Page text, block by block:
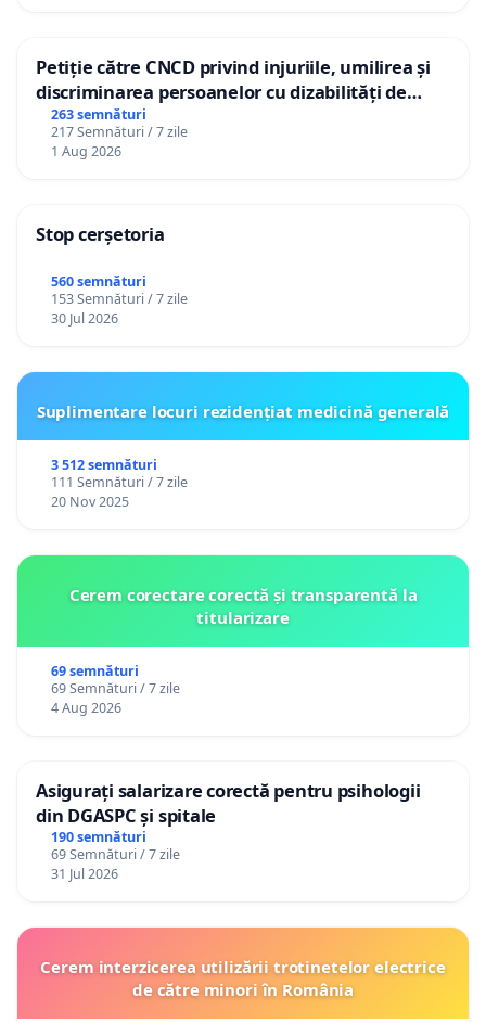
Petiție către CNCD privind injuriile, umilirea și
discriminarea persoanelor cu dizabilități de
către utilizatorul TikTok „Gorici”
263 semnături
217 Semnături / 7 zile
1 Aug 2026
Stop cerșetoria
560 semnături
153 Semnături / 7 zile
30 Jul 2026
Suplimentare locuri rezidențiat medicină generală
3 512 semnături
111 Semnături / 7 zile
20 Nov 2025
Cerem corectare corectă și transparentă la
titularizare
69 semnături
69 Semnături / 7 zile
4 Aug 2026
Asigurați salarizare corectă pentru psihologii
din DGASPC și spitale
190 semnături
69 Semnături / 7 zile
31 Jul 2026
Cerem interzicerea utilizării trotinetelor electrice
de către minori în România